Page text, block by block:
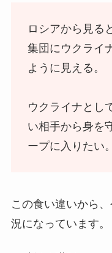
ロシアから見る
集団にウクライ
ように見える。
ウクライナとし
い相手から身を
ープに入りたい。
この食い違いから
況になっています。